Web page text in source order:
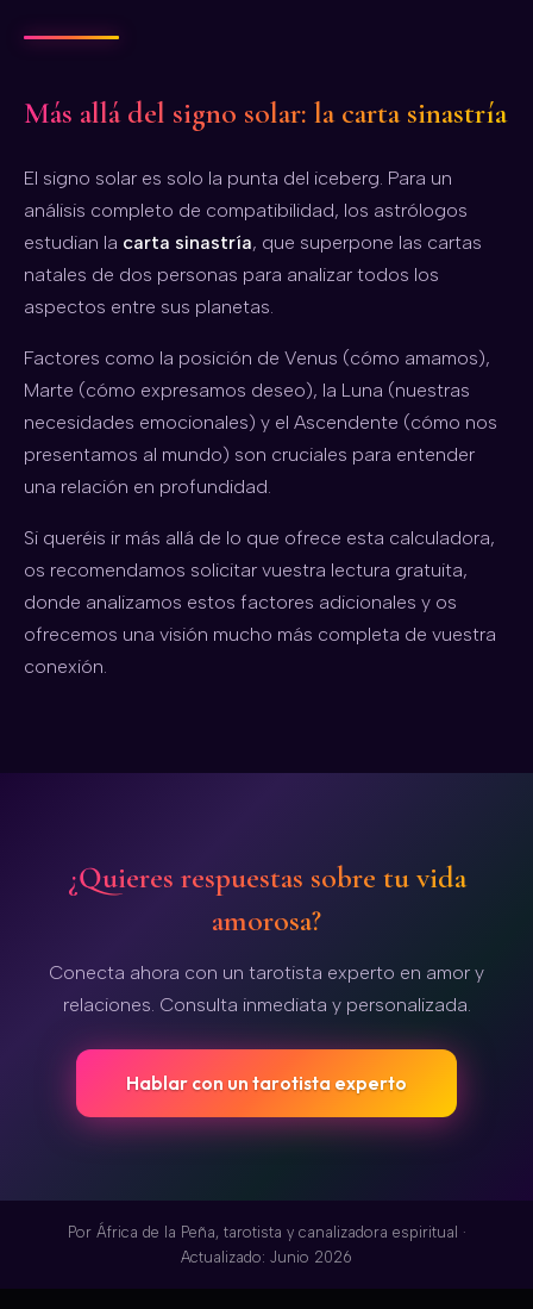
Más allá del signo solar: la carta sinastría
El signo solar es solo la punta del iceberg. Para un
análisis completo de compatibilidad, los astrólogos
estudian la carta sinastría, que superpone las cartas
natales de dos personas para analizar todos los
aspectos entre sus planetas.
Factores como la posición de Venus (cómo amamos),
Marte (cómo expresamos deseo), la Luna (nuestras
necesidades emocionales) y el Ascendente (cómo nos
presentamos al mundo) son cruciales para entender
una relación en profundidad.
Si queréis ir más allá de lo que ofrece esta calculadora,
os recomendamos solicitar vuestra lectura gratuita,
donde analizamos estos factores adicionales y os
ofrecemos una visión mucho más completa de vuestra
conexión.
¿Quieres respuestas sobre tu vida
amorosa?
Conecta ahora con un tarotista experto en amor y
relaciones. Consulta inmediata y personalizada.
Hablar con un tarotista experto
Por África de la Peña, tarotista y canalizadora espiritual ·
Actualizado: Junio 2026